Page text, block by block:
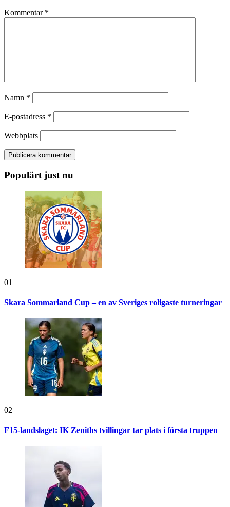
Kommentar *
Namn *
E-postadress *
Webbplats
Populärt just nu
01
Skara Sommarland Cup – en av Sveriges roligaste turneringar
02
F15-landslaget: IK Zeniths tvillingar tar plats i första truppen